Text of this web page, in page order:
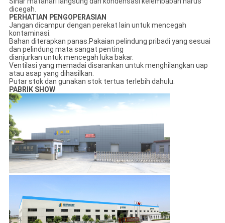
dicegah.
PERHATIAN PENGOPERASIAN
Jangan dicampur dengan perekat lain untuk mencegah
kontaminasi.
Bahan diterapkan panas.Pakaian pelindung pribadi yang sesuai
dan pelindung mata sangat penting
dianjurkan untuk mencegah luka bakar.
Ventilasi yang memadai disarankan untuk menghilangkan uap
atau asap yang dihasilkan.
Putar stok dan gunakan stok tertua terlebih dahulu.
PABRIK SHOW